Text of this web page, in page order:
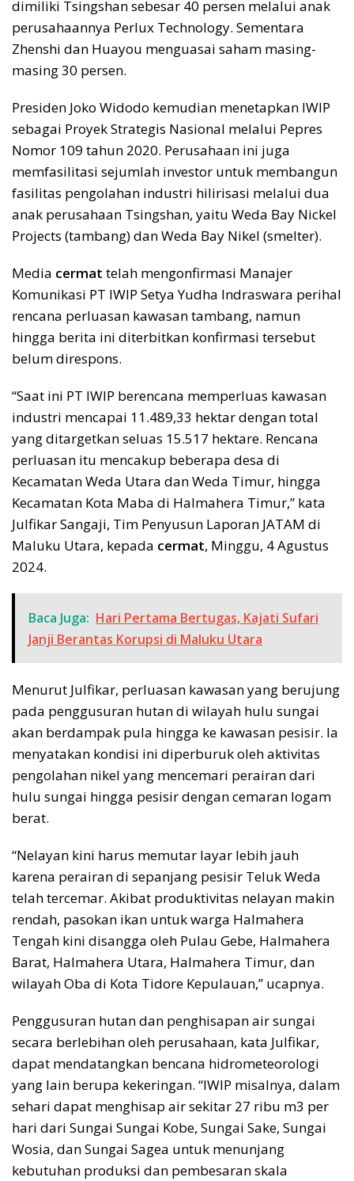
dimiliki Tsingshan sebesar 40 persen melalui anak
perusahaannya Perlux Technology. Sementara
Zhenshi dan Huayou menguasai saham masing-
masing 30 persen.
Presiden Joko Widodo kemudian menetapkan IWIP
sebagai Proyek Strategis Nasional melalui Pepres
Nomor 109 tahun 2020. Perusahaan ini juga
memfasilitasi sejumlah investor untuk membangun
fasilitas pengolahan industri hilirisasi melalui dua
anak perusahaan Tsingshan, yaitu Weda Bay Nickel
Projects (tambang) dan Weda Bay Nikel (smelter).
Media cermat telah mengonfirmasi Manajer
Komunikasi PT IWIP Setya Yudha Indraswara perihal
rencana perluasan kawasan tambang, namun
hingga berita ini diterbitkan konfirmasi tersebut
belum direspons.
“Saat ini PT IWIP berencana memperluas kawasan
industri mencapai 11.489,33 hektar dengan total
yang ditargetkan seluas 15.517 hektare. Rencana
perluasan itu mencakup beberapa desa di
Kecamatan Weda Utara dan Weda Timur, hingga
Kecamatan Kota Maba di Halmahera Timur,” kata
Julfikar Sangaji, Tim Penyusun Laporan JATAM di
Maluku Utara, kepada cermat, Minggu, 4 Agustus
2024.
Baca Juga: Hari Pertama Bertugas, Kajati Sufari
Janji Berantas Korupsi di Maluku Utara
Menurut Julfikar, perluasan kawasan yang berujung
pada penggusuran hutan di wilayah hulu sungai
akan berdampak pula hingga ke kawasan pesisir. Ia
menyatakan kondisi ini diperburuk oleh aktivitas
pengolahan nikel yang mencemari perairan dari
hulu sungai hingga pesisir dengan cemaran logam
berat.
“Nelayan kini harus memutar layar lebih jauh
karena perairan di sepanjang pesisir Teluk Weda
telah tercemar. Akibat produktivitas nelayan makin
rendah, pasokan ikan untuk warga Halmahera
Tengah kini disangga oleh Pulau Gebe, Halmahera
Barat, Halmahera Utara, Halmahera Timur, dan
wilayah Oba di Kota Tidore Kepulauan,” ucapnya.
Penggusuran hutan dan penghisapan air sungai
secara berlebihan oleh perusahaan, kata Julfikar,
dapat mendatangkan bencana hidrometeorologi
yang lain berupa kekeringan. “IWIP misalnya, dalam
sehari dapat menghisap air sekitar 27 ribu m3 per
hari dari Sungai Sungai Kobe, Sungai Sake, Sungai
Wosia, dan Sungai Sagea untuk menunjang
kebutuhan produksi dan pembesaran skala